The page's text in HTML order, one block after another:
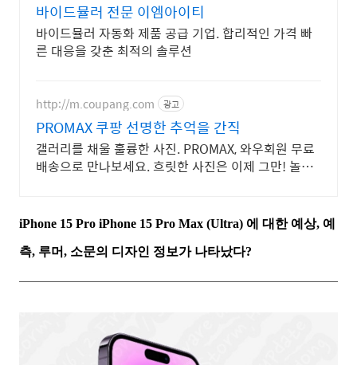
바이드뮬러 전문 이엠아이티
바이드뮬러 자동화 제품 공급 기업. 합리적인 가격 빠
른 대응을 갖춘 최적의 솔루션
http://m.coupang.com 광고
PROMAX 쿠팡 선명한 추억을 간직
갤러리를 채울 훌륭한 사진. PROMAX, 와우회원 무료
배송으로 만나보세요. 흐릿한 사진은 이제 그만! 놀라
iPhone 15 Pro iPhone 15 Pro Max (Ultra) 에 대한 예상, 예
측, 루머, 소문의 디자인 정보가 나타났다?